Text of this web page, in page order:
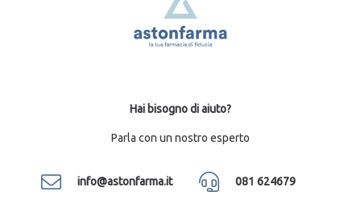
Hai bisogno di aiuto?
Parla con un nostro esperto
info@astonfarma.it 081 624679